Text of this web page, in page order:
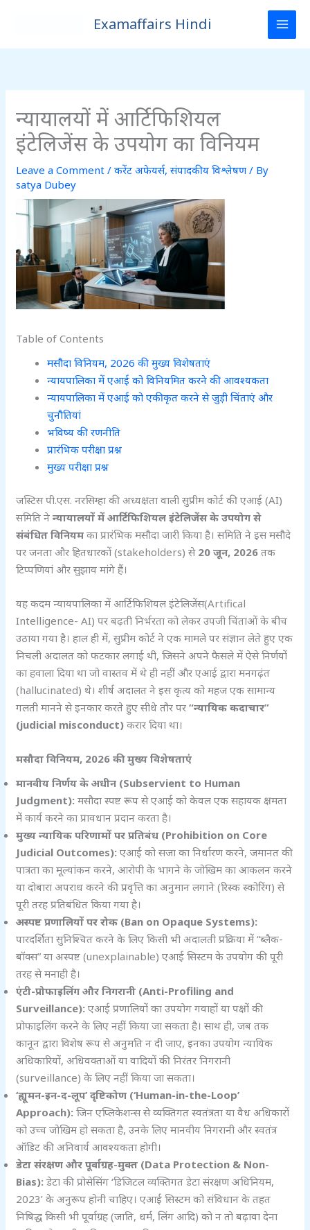
Examaffairs Hindi
न्यायालयों में आर्टिफिशियल
इंटेलिजेंस के उपयोग का विनियम
Leave a Comment /करेंट अफेयर्स,संपादकीय विश्लेषण / By
satya Dubey
Table of Contents
मसौदा विनियम, 2026 की मुख्य विशेषताएं
न्यायपालिका में एआई को विनियमित करने की आवश्यकता
न्यायपालिका में एआई को एकीकृत करने से जुड़ी चिंताएं और
चुनौतियां
भविष्य की रणनीति
प्रारंभिक परीक्षा प्रश्न
मुख्य परीक्षा प्रश्न
जस्टिस पी.एस. नरसिम्हा की अध्यक्षता वाली सुप्रीम कोर्ट की एआई (AI)
समिति नेन्यायालयों में आर्टिफिशियल इंटेलिजेंस के उपयोग से
संबंधित विनियमका प्रारंभिक मसौदा जारी किया है। समिति ने इस मसौदे
पर जनता और हितधारकों (stakeholders) से 20जून, 2026 तक
टिप्पणियां और सुझाव मांगे हैं।
यह कदम न्यायपालिका में आर्टिफिशियल इंटेलिजेंस(Artifical
Intelligence- AI) पर बढ़ती निर्भरता को लेकर उपजी चिंताओं के बीच
उठाया गया है। हाल ही में, सुप्रीम कोर्ट ने एक मामले पर संज्ञान लेते हुए एक
निचली अदालत को फटकार लगाई थी, जिसने अपने फैसले में ऐसे निर्णयों
का हवाला दिया था जो वास्तव में थे ही नहीं और एआई द्वारा मनगढ़ंत
(hallucinated) थे। शीर्ष अदालत ने इस कृत्य को महज एक सामान्य
गलती मानने से इनकार करते हुए सीधे तौर पर“न्यायिक कदाचार”
(judicial misconduct) करार दिया था।
मसौदा विनियम, 2026की मुख्य विशेषताएं
मानवीय निर्णय के अधीन (Subservient to Human
Judgment): मसौदा स्पष्ट रूप से एआई को केवल एक सहायक क्षमता
में कार्य करने का प्रावधान प्रदान करता है।
मुख्य न्यायिक परिणामों पर प्रतिबंध (Prohibition on Core
Judicial Outcomes): एआई को सजा का निर्धारण करने, जमानत की
पात्रता का मूल्यांकन करने, आरोपी के भागने के जोखिम का आकलन करने
या दोबारा अपराध करने की प्रवृत्ति का अनुमान लगाने (रिस्क स्कोरिंग) से
पूरी तरह प्रतिबंधित किया गया है।
अस्पष्ट प्रणालियों पर रोक (Ban on Opaque Systems):
पारदर्शिता सुनिश्चित करने के लिए किसी भी अदालती प्रक्रिया में “ब्लैक-
बॉक्स” या अस्पष्ट (unexplainable) एआई सिस्टम के उपयोग की पूरी
तरह से मनाही है।
एंटी-प्रोफाइलिंग और निगरानी (Anti-Profiling and
Surveillance): एआई प्रणालियों का उपयोग गवाहों या पक्षों की
प्रोफाइलिंग करने के लिए नहीं किया जा सकता है। साथ ही, जब तक
कानून द्वारा विशेष रूप से अनुमति न दी जाए, इनका उपयोग न्यायिक
अधिकारियों, अधिवक्ताओं या वादियों की निरंतर निगरानी
(surveillance) के लिए नहीं किया जा सकता।
‘ह्यूमन-इन-द-लूप’दृष्टिकोण (‘Human-in-the-Loop’
Approach): जिन एप्लिकेशन्स से व्यक्तिगत स्वतंत्रता या वैध अधिकारों
को उच्च जोखिम हो सकता है, उनके लिए मानवीय निगरानी और स्वतंत्र
ऑडिट की अनिवार्य आवश्यकता होगी।
डेटा संरक्षण और पूर्वाग्रह-मुक्त (Data Protection & Non-
Bias): डेटा की प्रोसेसिंग ‘डिजिटल व्यक्तिगत डेटा संरक्षण अधिनियम,
2023’ के अनुरूप होनी चाहिए। एआई सिस्टम को संविधान के तहत
निषिद्ध किसी भी पूर्वाग्रह (जाति, धर्म, लिंग आदि) को न तो बढ़ावा देना